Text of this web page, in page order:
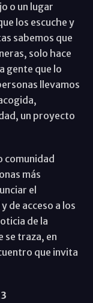
o un lugar
los escuche y
sabemos que
solo hace
gente que lo
llevamos
un proyecto
comunidad
más
el
de acceso a los
de la
se traza, en
que invita